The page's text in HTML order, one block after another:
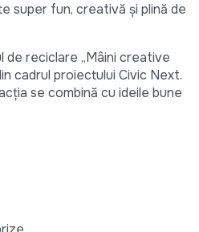
super fun, creativă și plină de
de reciclare „Mâini creative
cadrul proiectului Civic Next.
se combină cu ideile bune